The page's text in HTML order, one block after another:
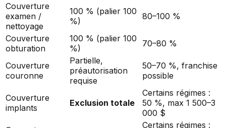
Couverture
examen /
nettoyage
100 % (palier 100
%)
80–100 %
Couverture
obturation
100 % (palier 100
%)
70–80 %
Couverture
couronne
Partielle,
préautorisation
requise
50–70 %, franchise
possible
Couverture
implants
Exclusion totale
Certains régimes :
50 %, max 1 500–3
000 $
Certains régimes :